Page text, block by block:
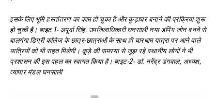
इसके लिए भूमि हस्तांतरण का काम हो चुका है और कूड़ाघर बनाने की प्रक्रिया शुरू
हो चुकी है। बाइट 1- अपूर्वा सिंह, उपजिलाधिकारी घनसाली नया डंपिंग जोन बनने से
बालगंगा डिग्री कॉलेज के छात्र-छात्राओं के साथ ही चारधाम यात्रा पर आने वाले
यात्रियों को भी राहत मिलेगी। कूड़े की समस्या से जूझ रहे स्थानीय लोगों ने भी
प्रशासन की इस पहल का स्वागत किया है। बाइट-2- डॉ. नरेंद्र डंगवाल, अध्यक्ष,
व्यापार मंडल घनसाली